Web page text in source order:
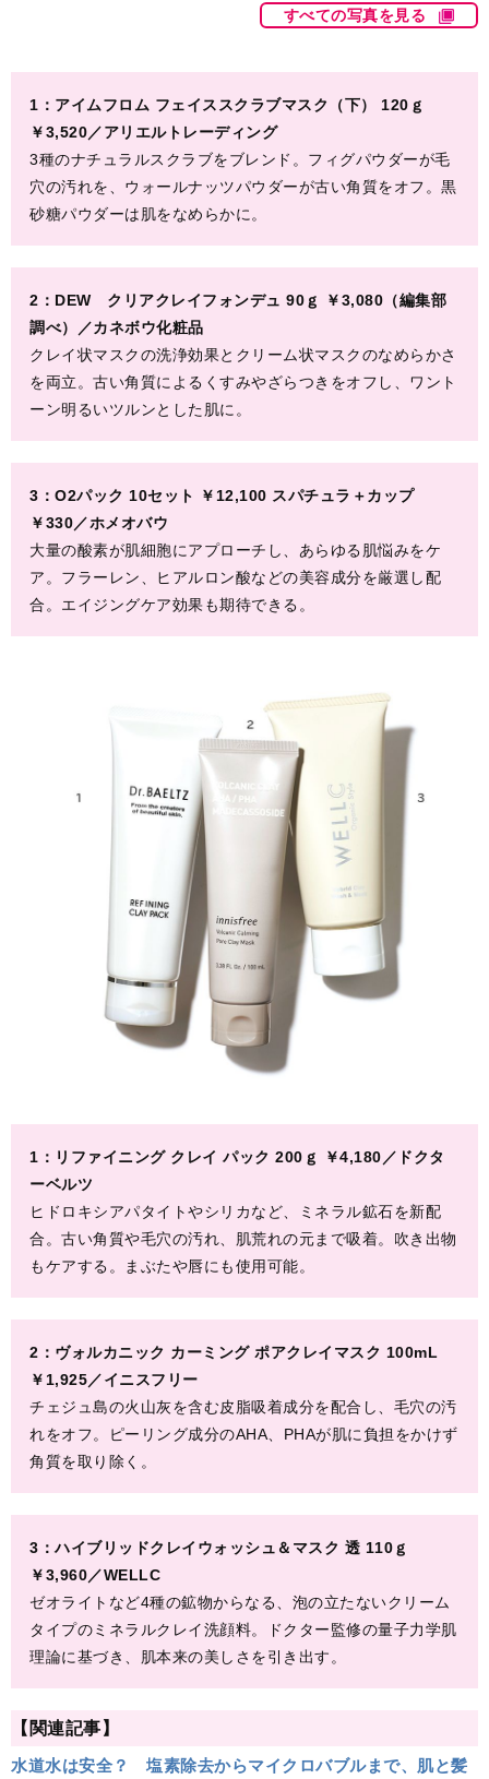
すべての写真を見る
1：アイムフロム フェイススクラブマスク（下） 120ｇ
￥3,520／アリエルトレーディング
3種のナチュラルスクラブをブレンド。フィグパウダーが毛
穴の汚れを、ウォールナッツパウダーが古い角質をオフ。黒
砂糖パウダーは肌をなめらかに。
2：DEW クリアクレイフォンデュ 90ｇ ￥3,080（編集部
調べ）／カネボウ化粧品
クレイ状マスクの洗浄効果とクリーム状マスクのなめらかさ
を両立。古い角質によるくすみやざらつきをオフし、ワント
ーン明るいツルンとした肌に。
3：O2パック 10セット ￥12,100 スパチュラ＋カップ
￥330／ホメオバウ
大量の酸素が肌細胞にアプローチし、あらゆる肌悩みをケ
ア。フラーレン、ヒアルロン酸などの美容成分を厳選し配
合。エイジングケア効果も期待できる。
1：リファイニング クレイ パック 200ｇ ￥4,180／ドクタ
ーベルツ
ヒドロキシアパタイトやシリカなど、ミネラル鉱石を新配
合。古い角質や毛穴の汚れ、肌荒れの元まで吸着。吹き出物
もケアする。まぶたや唇にも使用可能。
2：ヴォルカニック カーミング ポアクレイマスク 100mL
￥1,925／イニスフリー
チェジュ島の火山灰を含む皮脂吸着成分を配合し、毛穴の汚
れをオフ。ピーリング成分のAHA、PHAが肌に負担をかけず
角質を取り除く。
3：ハイブリッドクレイウォッシュ＆マスク 透 110ｇ
￥3,960／WELLC
ゼオライトなど4種の鉱物からなる、泡の立たないクリーム
タイプのミネラルクレイ洗顔料。ドクター監修の量子力学肌
理論に基づき、肌本来の美しさを引き出す。
【関連記事】
水道水は安全？ 塩素除去からマイクロバブルまで、肌と髪